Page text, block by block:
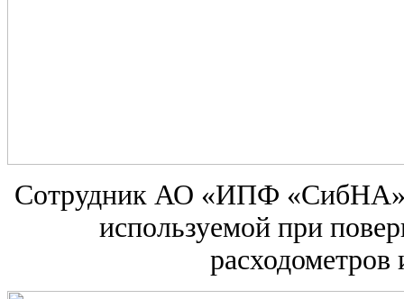
Сотрудник АО «ИПФ «СибНА»
используемой при
расходометров